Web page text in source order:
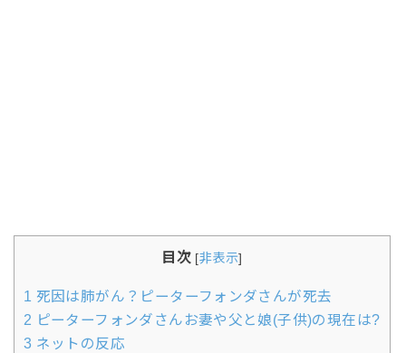
目次 [非表示]
1 死因は肺がん？ピーターフォンダさんが死去
2 ピーターフォンダさんお妻や父と娘(子供)の現在は?
3 ネットの反応